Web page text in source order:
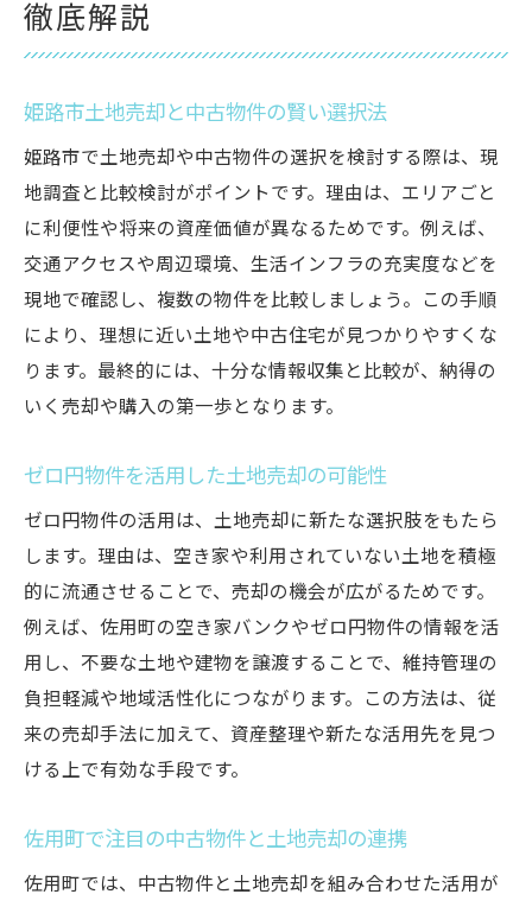
徹底解説
姫路市土地売却と中古物件の賢い選択法
姫路市で土地売却や中古物件の選択を検討する際は、現
地調査と比較検討がポイントです。理由は、エリアごと
に利便性や将来の資産価値が異なるためです。例えば、
交通アクセスや周辺環境、生活インフラの充実度などを
現地で確認し、複数の物件を比較しましょう。この手順
により、理想に近い土地や中古住宅が見つかりやすくな
ります。最終的には、十分な情報収集と比較が、納得の
いく売却や購入の第一歩となります。
ゼロ円物件を活用した土地売却の可能性
ゼロ円物件の活用は、土地売却に新たな選択肢をもたら
します。理由は、空き家や利用されていない土地を積極
的に流通させることで、売却の機会が広がるためです。
例えば、佐用町の空き家バンクやゼロ円物件の情報を活
用し、不要な土地や建物を譲渡することで、維持管理の
負担軽減や地域活性化につながります。この方法は、従
来の売却手法に加えて、資産整理や新たな活用先を見つ
ける上で有効な手段です。
佐用町で注目の中古物件と土地売却の連携
佐用町では、中古物件と土地売却を組み合わせた活用が